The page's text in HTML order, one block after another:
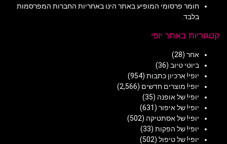
חומר פרסומי המופיע באתר הינו באחריות החברות המפרסמות
בלבד.
קטגוריות באתר יופי
אחר (28)
ביוטי טיוב (36)
יופי! ארכיון כתבות (954)
יופי! מוצרים חדשים (2,566)
יופי! של אופנה (35)
יופי! של איפור (631)
יופי! של אסתטיקה (502)
יופי! של הפקות (33)
יופי! של טיפול (502)